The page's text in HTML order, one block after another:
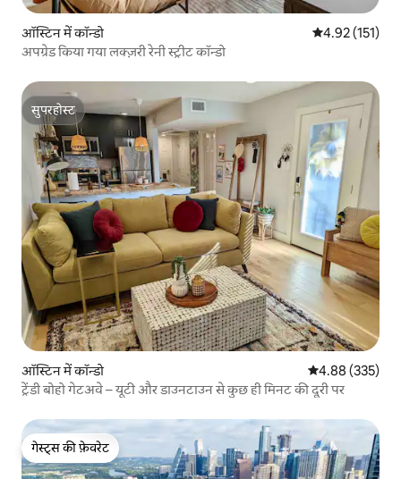
ऑस्टिन में कॉन्डो औसत रेटिंग 5 में से
4.92 (151)
अपग्रेड किया गया लक्ज़री रेनी स्ट्रीट कॉन्डो
सुपरहोस्ट
सुपरहोस्ट
ऑस्टिन में कॉन्डो औसत रेटिंग 5 में से
4.88 (335)
ट्रेंडी बोहो गेटअवे – यूटी और डाउनटाउन से कुछ ही मिनट की दूरी पर
गेस्ट्स की फ़ेवरेट
गेस्ट्स की फ़ेवरेट